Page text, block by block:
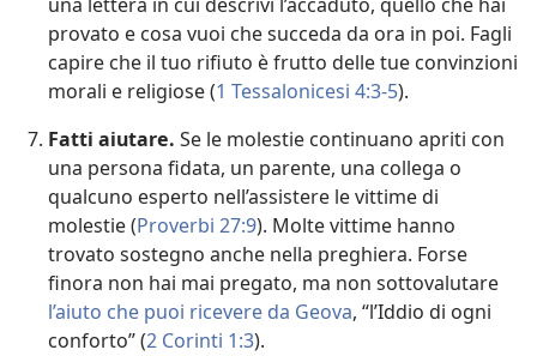
provato e cosa vuoi che succeda da ora in poi. Fagli
capire che il tuo rifiuto è frutto delle tue convinzioni
morali e religiose (1 Tessalonicesi 4:​3-5).
Fatti aiutare. Se le molestie continuano apriti con
una persona fidata, un parente, una collega o
qualcuno esperto nell’assistere le vittime di
molestie (Proverbi 27:9). Molte vittime hanno
trovato sostegno anche nella preghiera. Forse
finora non hai mai pregato, ma non sottovalutare
l’aiuto che puoi ricevere da Geova, “l’Iddio di ogni
conforto” (2 Corinti 1:3).